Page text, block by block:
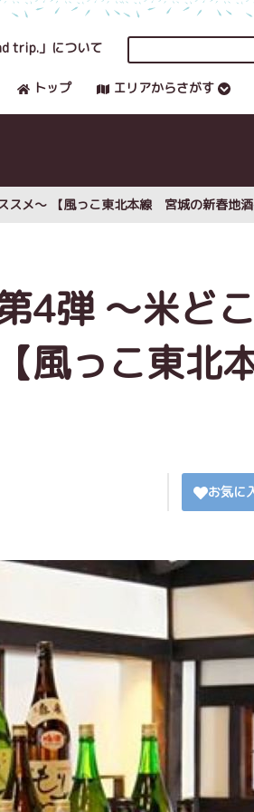
trip.」について
トップ エリアからさがす
スメ～ 【風っこ東北本線 宮城の新春地
4弾 ～米ど
風っこ東北
お気に